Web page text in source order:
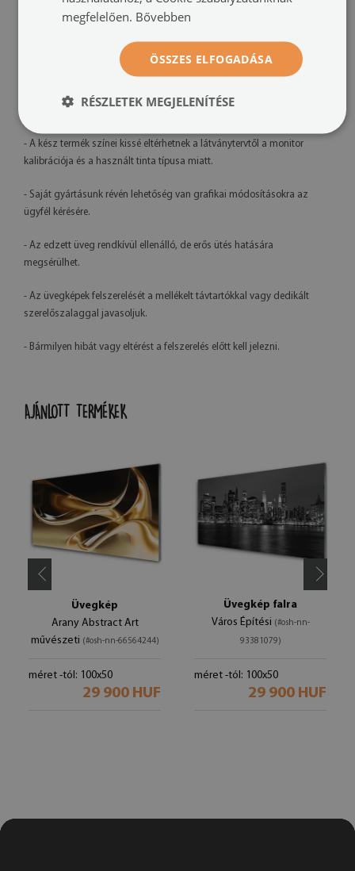
UV – fakulásálló
Felszerelési rendszer:távtartós rögzítők vagy szerelőszalag
További információk:
- A kész termék színei kissé eltérhetnek a látványtervtől a monitor
kalibrációja és a használt tinta típusa miatt.
- Saját gyártásunk révén lehetőség van grafikai módosításokra az
ügyfél kérésére.
- Az edzett üveg rendkívül ellenálló, de erős ütés hatására
megsérülhet.
- Az üvegképek felszerelését a mellékelt távtartókkal vagy dedikált
szerelőszalaggal javasoljuk.
- Bármilyen hibát vagy eltérést a felszerelés előtt kell jelezni.
AJÁNLOTT TERMÉKEK
Üvegkép
Arany Abstract Art
művészeti (#osh-nn-66564244)
méret -tól: 100x50
29 900 HUF
Üvegkép falra
Város Építési (#osh-nn-
93381079)
méret -tól: 100x50
29 900 HUF
megfelelően. Bővebben
ÖSSZES ELFOGADÁSA
RÉSZLETEK MEGJELENÍTÉSE